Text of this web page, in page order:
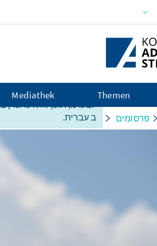
לצערנו, תוכן זה אינו זמין
ב עברית.
Themen
Mediathek
פרסומים סקירות על מדינות